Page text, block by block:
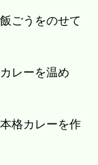
ごうをのせて
レーを温め
格カレーを作